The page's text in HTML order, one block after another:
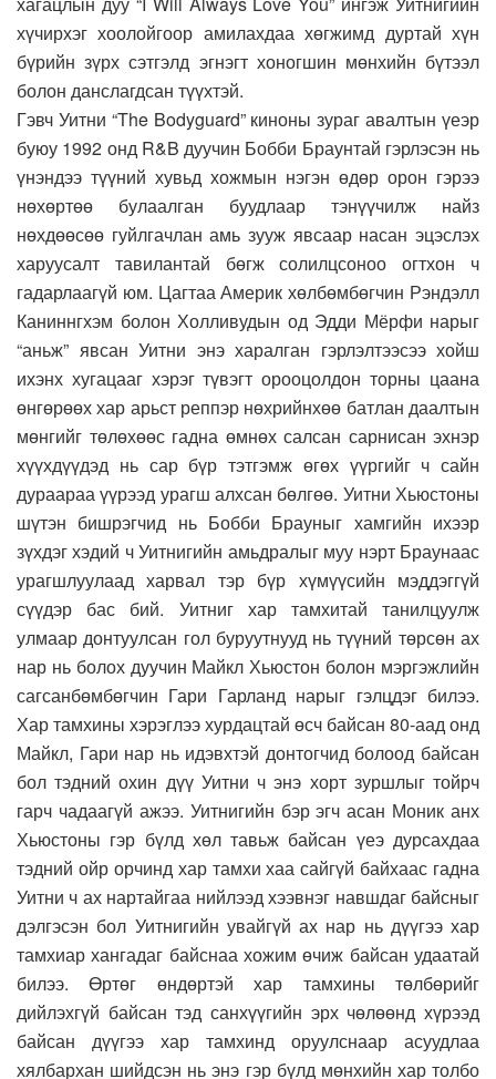
хүчирхэг хоолойгоор амилахдаа хөгжимд дуртай хүн
бүрийн зүрх сэтгэлд эгнэгт хоногшин мөнхийн бүтээл
болон данслагдсан түүхтэй.
Гэвч Уитни “The Bodyguard” киноны зураг авалтын үеэр
буюу 1992 онд R&B дуучин Бобби Браунтай гэрлэсэн нь
үнэндээ түүний хувьд хожмын нэгэн өдөр орон гэрээ
нөхөртөө булаалган буудлаар тэнүүчилж найз
нөхдөөсөө гуйлгачлан амь зууж явсаар насан эцэслэх
харуусалт тавилантай бөгж солилцсоноо огтхон ч
гадарлаагүй юм. Цагтаа Америк хөлбөмбөгчин Рэндэлл
Каниннгхэм болон Холливудын од Эдди Мёрфи нарыг
“аньж” явсан Уитни энэ харалган гэрлэлтээсээ хойш
ихэнх хугацааг хэрэг түвэгт орооцолдон торны цаана
өнгөрөөх хар арьст реппэр нөхрийнхөө батлан даалтын
мөнгийг төлөхөөс гадна өмнөх салсан сарнисан эхнэр
хүүхдүүдэд нь сар бүр тэтгэмж өгөх үүргийг ч сайн
дураараа үүрээд урагш алхсан бөлгөө. Уитни Хьюстоны
шүтэн бишрэгчид нь Бобби Брауныг хамгийн ихээр
зүхдэг хэдий ч Уитнигийн амьдралыг муу нэрт Браунаас
урагшлуулаад харвал тэр бүр хүмүүсийн мэддэггүй
сүүдэр бас бий. Уитниг хар тамхитай танилцуулж
улмаар донтуулсан гол буруутнууд нь түүний төрсөн ах
нар нь болох дуучин Майкл Хьюстон болон мэргэжлийн
сагсанбөмбөгчин Гари Гарланд нарыг гэлцдэг билээ.
Хар тамхины хэрэглээ хурдацтай өсч байсан 80-аад онд
Майкл, Гари нар нь идэвхтэй донтогчид болоод байсан
бол тэдний охин дүү Уитни ч энэ хорт зуршлыг тойрч
гарч чадаагүй ажээ. Уитнигийн бэр эгч асан Моник анх
Хьюстоны гэр бүлд хөл тавьж байсан үеэ дурсахдаа
тэдний ойр орчинд хар тамхи хаа сайгүй байхаас гадна
Уитни ч ах нартайгаа нийлээд хээвнэг навшдаг байсныг
дэлгэсэн бол Уитнигийн увайгүй ах нар нь дүүгээ хар
тамхиар хангадаг байснаа хожим өчиж байсан удаатай
билээ. Өртөг өндөртэй хар тамхины төлбөрийг
дийлэхгүй байсан тэд санхүүгийн эрх чөлөөнд хүрээд
байсан дүүгээ хар тамхинд оруулснаар асуудлаа
хялбархан шийдсэн нь энэ гэр бүлд мөнхийн хар толбо